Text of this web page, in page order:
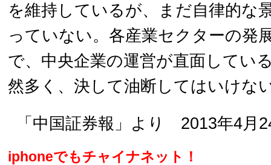
を維持しているが、まだ自律的な
っていない。各産業セクターの発
で、中央企業の運営が直面してい
然多く、決して油断してはいけな
「中国証券報」より 2013年4月
iphoneでもチャイナネット！